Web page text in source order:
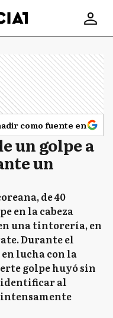
como fuente en
un golpe a
un
de 40
en la cabeza
una tintorería, en
Durante el
lucha con la
golpe huyó sin
identificar al